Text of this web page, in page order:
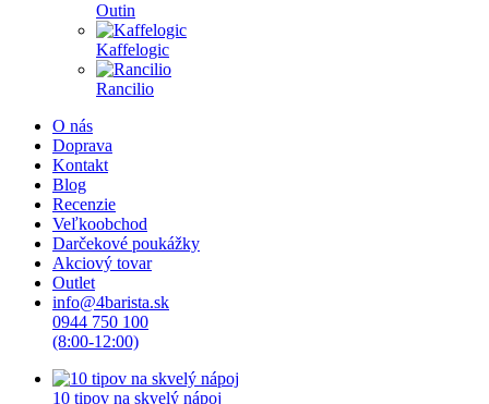
Outin
Kaffelogic
Rancilio
O nás
Doprava
Kontakt
Blog
Recenzie
Veľkoobchod
Darčekové poukážky
Akciový tovar
Outlet
info@4barista.sk
0944 750 100
(8:00-12:00)
10 tipov na skvelý nápoj